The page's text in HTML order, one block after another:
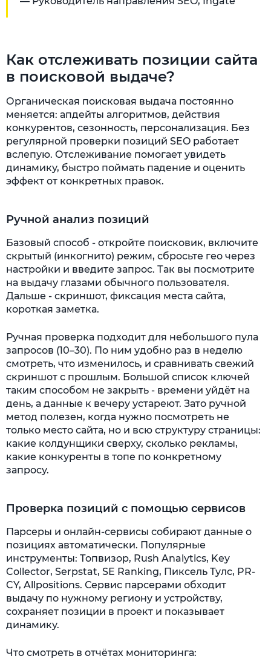
Как отслеживать позиции сайта
в поисковой выдаче?
Органическая поисковая выдача постоянно
меняется: апдейты алгоритмов, действия
конкурентов, сезонность, персонализация. Без
регулярной проверки позиций SEO работает
вслепую. Отслеживание помогает увидеть
динамику, быстро поймать падение и оценить
эффект от конкретных правок.
Ручной анализ позиций
Базовый способ - откройте поисковик, включите
скрытый (инкогнито) режим, сбросьте гео через
настройки и введите запрос. Так вы посмотрите
на выдачу глазами обычного пользователя.
Дальше - скриншот, фиксация места сайта,
короткая заметка.
Ручная проверка подходит для небольшого пула
запросов (10–30). По ним удобно раз в неделю
смотреть, что изменилось, и сравнивать свежий
скриншот с прошлым. Большой список ключей
таким способом не закрыть - времени уйдёт на
день, а данные к вечеру устареют. Зато ручной
метод полезен, когда нужно посмотреть не
только место сайта, но и всю структуру страницы:
какие колдунщики сверху, сколько рекламы,
какие конкуренты в топе по конкретному
запросу.
Проверка позиций с помощью сервисов
Парсеры и онлайн-сервисы собирают данные о
позициях автоматически. Популярные
инструменты: Топвизор, Rush Analytics, Key
Collector, Serpstat, SE Ranking, Пиксель Тулс, PR-
CY, Allpositions. Сервис парсерами обходит
выдачу по нужному региону и устройству,
сохраняет позиции в проект и показывает
динамику.
Что смотреть в отчётах мониторинга: